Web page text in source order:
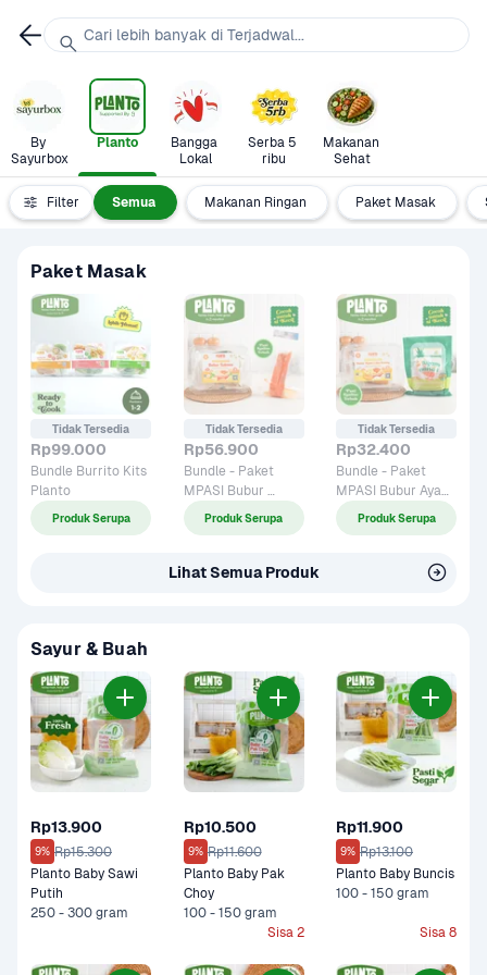
By
Sayurbox
Planto
Bangga
Lokal
Serba 5
ribu
Makanan
Sehat
Filter Semua Makanan Ringan Paket Masak
Paket Masak
Tidak Tersedia
Rp99.000
Bundle Burrito Kits
Planto
Produk Serupa
Tidak Tersedia
Rp56.900
Bundle - Paket
MPASI Bubur
Salmon Planto
Produk Serupa
Tidak Tersedia
Rp32.400
Bundle - Paket
MPASI Bubur Ayam
Labu Kuning Planto
Produk Serupa
Lihat Semua Produk
Sayur & Buah
Rp13.900
9% Rp15.300
Planto Baby Sawi
Putih
250 - 300 gram
Rp10.500
9% Rp11.600
Planto Baby Pak
Choy
100 - 150 gram
Sisa 2
Rp11.900
9% Rp13.100
Planto Baby Buncis
100 - 150 gram
Sisa 8
Cari lebih banyak di Terjadwal...